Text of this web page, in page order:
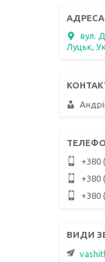
вул.
Луцьк,
+380
+380
+380